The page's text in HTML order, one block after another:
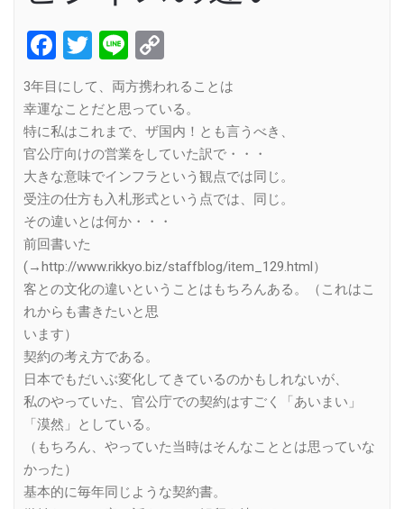
Facebook
Twitter
Line
Link
3年目にして、両方携われることは
幸運なことだと思っている。
特に私はこれまで、ザ国内！とも言うべき、
官公庁向けの営業をしていた訳で・・・
大きな意味でインフラという観点では同じ。
受注の仕方も入札形式という点では、同じ。
その違いとは何か・・・
前回書いた
(→http://www.rikkyo.biz/staffblog/item_129.html）
客との文化の違いということはもちろんある。（これはこ
れからも書きたいと思
います）
契約の考え方である。
日本でもだいぶ変化してきているのかもしれないが、
私のやっていた、官公庁での契約はすごく「あいまい」
「漠然」としている。
（もちろん、やっていた当時はそんなこととは思っていな
かった）
基本的に毎年同じような契約書。